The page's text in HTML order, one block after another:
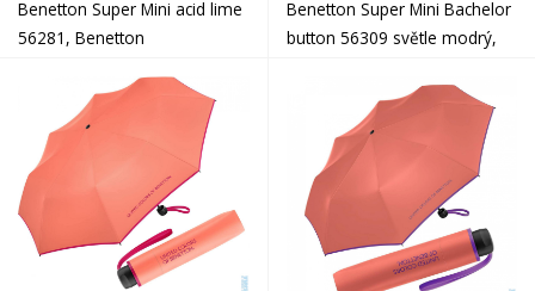
Benetton Super Mini acid lime
56281, Benetton
Benetton Super Mini Bachelor
button 56309 světle modrý,